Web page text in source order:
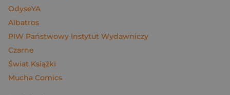
OdyseYA
Albatros
PIW Państwowy Instytut Wydawniczy
Czarne
Świat Książki
Mucha Comics